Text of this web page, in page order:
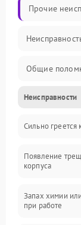
Прочие
Общие
Проблемы с
Неисправности
Сильно греется
Появление
корпуса
Запах химии
при работе